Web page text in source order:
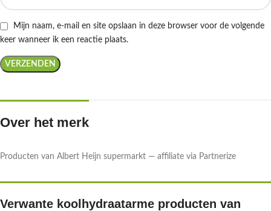
Mijn naam, e-mail en site opslaan in deze browser voor de volgende
keer wanneer ik een reactie plaats.
Over het merk
Producten van Albert Heijn supermarkt — affiliate via Partnerize
Verwante koolhydraatarme producten van